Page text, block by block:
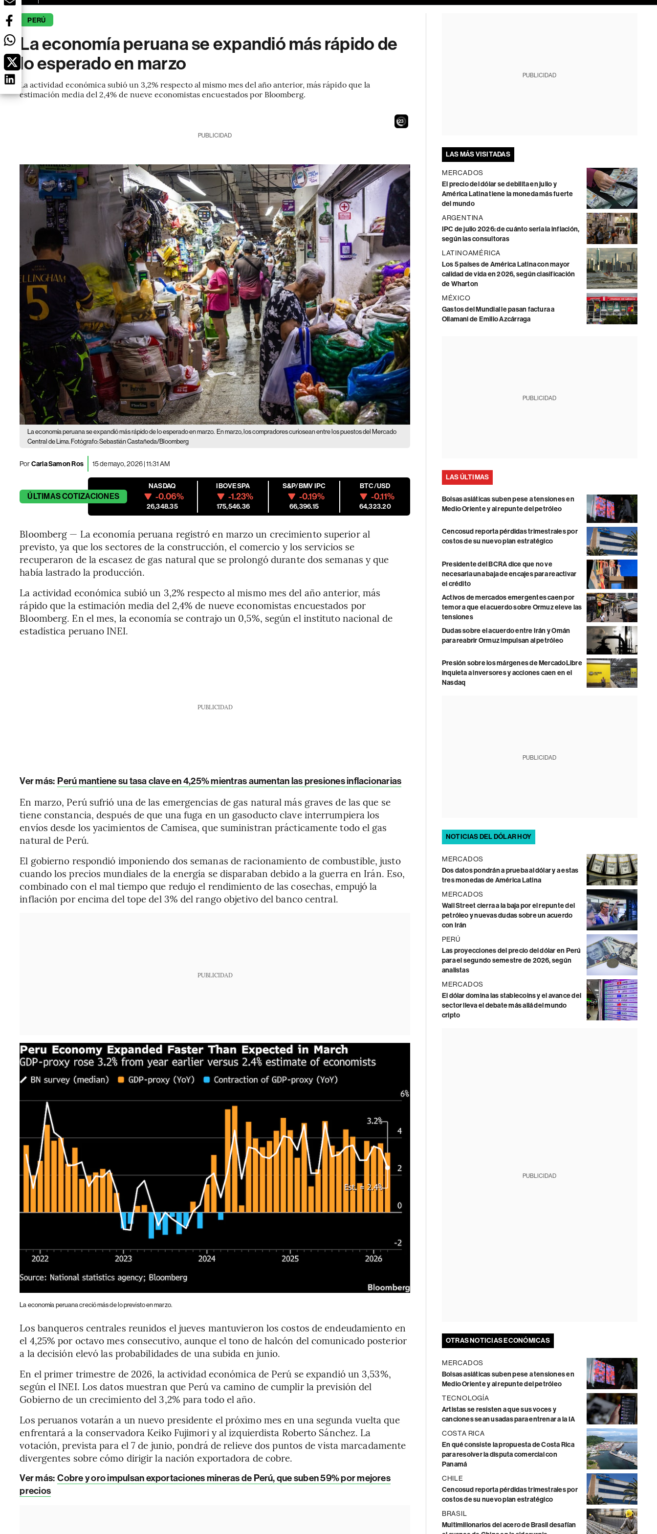
PERÚ
La economía peruana se expandió más rápido de
lo esperado en marzo
La actividad económica subió un 3,2% respecto al mismo mes del año anterior, más rápido que la
estimación media del 2,4% de nueve economistas encuestados por Bloomberg.
21
PUBLICIDAD
La economía peruana se expandió más rápido de lo esperado en marzo. En marzo, los compradores curiosean entre los puestos del Mercado
Central de Lima. Fotógrafo: Sebastián Castañeda/Bloomberg
PorCarla Samon Ros 15 de mayo, 2026 | 11:31 AM
ÚLTIMASCOTIZACIONES
NASDAQ
-0.06%
26,348.35
IBOVESPA
-1.23%
175,546.36
S&P/BMV IPC
-0.19%
66,396.15
BTC/USD
-0.11%
64,323.20
Bloomberg — La economía peruana registró en marzo un crecimiento superior al
previsto, ya que los sectores de la construcción, el comercio y los servicios se
recuperaron de la escasez de gas natural que se prolongó durante dos semanas y que
había lastrado la producción.
La actividad económica subió un 3,2% respecto al mismo mes del año anterior, más
rápido que la estimación media del 2,4% de nueve economistas encuestados por
Bloomberg. En el mes, la economía se contrajo un 0,5%, según el instituto nacional de
estadística peruano INEI.
PUBLICIDAD
Ver más: Perú mantiene su tasa clave en 4,25% mientras aumentan las presiones inflacionarias
En marzo, Perú sufrió una de las emergencias de gas natural más graves de las que se
tiene constancia, después de que una fuga en un gasoducto clave interrumpiera los
envíos desde los yacimientos de Camisea, que suministran prácticamente todo el gas
natural de Perú.
El gobierno respondió imponiendo dos semanas de racionamiento de combustible, justo
cuando los precios mundiales de la energía se disparaban debido a la guerra en Irán. Eso,
combinado con el mal tiempo que redujo el rendimiento de las cosechas, empujó la
inflación por encima del tope del 3% del rango objetivo del banco central.
PUBLICIDAD
La economía peruana creció más de lo previsto en marzo.
Los banqueros centrales reunidos el jueves mantuvieron los costos de endeudamiento en
el 4,25% por octavo mes consecutivo, aunque el tono de halcón del comunicado posterior
a la decisión elevó las probabilidades de una subida en junio.
En el primer trimestre de 2026, la actividad económica de Perú se expandió un 3,53%,
según el INEI. Los datos muestran que Perú va camino de cumplir la previsión del
Gobierno de un crecimiento del 3,2% para todo el año.
Los peruanos votarán a un nuevo presidente el próximo mes en una segunda vuelta que
enfrentará a la conservadora Keiko Fujimori y al izquierdista Roberto Sánchez. La
votación, prevista para el 7 de junio, pondrá de relieve dos puntos de vista marcadamente
divergentes sobre cómo dirigir la nación exportadora de cobre.
Ver más: Cobre y oro impulsan exportaciones mineras de Perú, que suben 59% por mejores
precios
PUBLICIDAD
LAS MÁS VISITADAS
MERCADOS
El precio del dólar se debilita en julio y
América Latina tiene la moneda más fuerte
del mundo
ARGENTINA
IPC de julio 2026: de cuánto sería la inflación,
según las consultoras
LATINOAMÉRICA
Los 5 países de América Latina con mayor
calidad de vida en 2026, según clasificación
de Wharton
MÉXICO
Gastos del Mundial le pasan factura a
Ollamani de Emilio Azcárraga
PUBLICIDAD
LAS ÚLTIMAS
Bolsas asiáticas suben pese a tensiones en
Medio Oriente y al repunte del petróleo
Cencosud reporta pérdidas trimestrales por
costos de su nuevo plan estratégico
Presidente del BCRA dice que no ve
necesaria una baja de encajes para reactivar
el crédito
Activos de mercados emergentes caen por
temor a que el acuerdo sobre Ormuz eleve las
tensiones
Dudas sobre el acuerdo entre Irán y Omán
para reabrir Ormuz impulsan al petróleo
Presión sobre los márgenes de MercadoLibre
inquieta a inversores y acciones caen en el
Nasdaq
PUBLICIDAD
NOTICIAS DEL DÓLAR HOY
MERCADOS
Dos datos pondrán a prueba al dólar y a estas
tres monedas de América Latina
MERCADOS
Wall Street cierra a la baja por el repunte del
petróleo y nuevas dudas sobre un acuerdo
con Irán
PERÚ
Las proyecciones del precio del dólar en Perú
para el segundo semestre de 2026, según
analistas
MERCADOS
El dólar domina las stablecoins y el avance del
sector lleva el debate más allá del mundo
cripto
PUBLICIDAD
OTRAS NOTICIAS ECONÓMICAS
MERCADOS
Bolsas asiáticas suben pese a tensiones en
Medio Oriente y al repunte del petróleo
TECNOLOGÍA
Artistas se resisten a que sus voces y
canciones sean usadas para entrenar a la IA
COSTA RICA
En qué consiste la propuesta de Costa Rica
para resolver la disputa comercial con
Panamá
CHILE
Cencosud reporta pérdidas trimestrales por
costos de su nuevo plan estratégico
BRASIL
Multimillonarios del acero de Brasil desafían